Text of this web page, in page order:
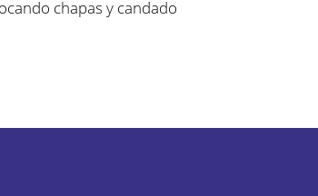
chapas y candado